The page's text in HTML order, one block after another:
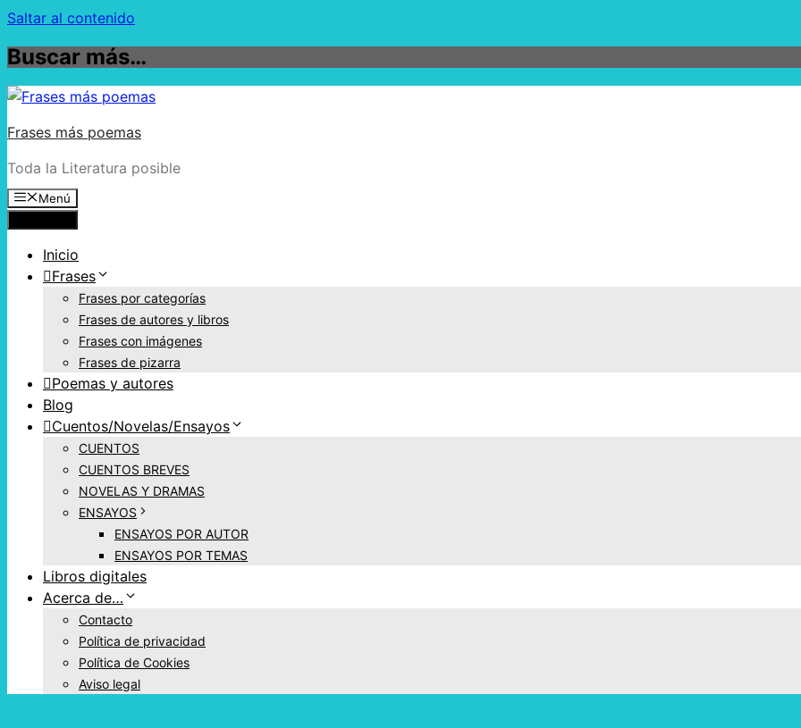
Saltar al contenido
Buscar más…
Frases más poemas
Toda la Literatura posible
Menú
Inicio
Frases
Frases por categorías
Frases de autores y libros
Frases con imágenes
Frases de pizarra
Poemas y autores
Blog
Cuentos/Novelas/Ensayos
CUENTOS
CUENTOS BREVES
NOVELAS Y DRAMAS
ENSAYOS
ENSAYOS POR AUTOR
ENSAYOS POR TEMAS
Libros digitales
Acerca de…
Contacto
Política de privacidad
Política de Cookies
Aviso legal